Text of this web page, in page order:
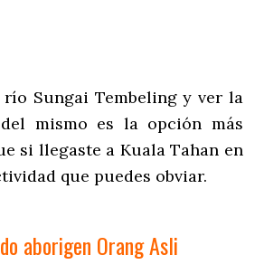
Sungai Tembeling y ver la
mismo es la opción más
si llegaste a Kuala Tahan en
que puedes obviar.
aborigen Orang Asli